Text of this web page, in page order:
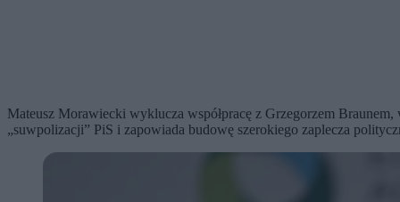
Mateusz Morawiecki wyklucza współpracę z Grzegorzem
„suwpolizacji” PiS i zapowiada budowę szerokiego zaplecza